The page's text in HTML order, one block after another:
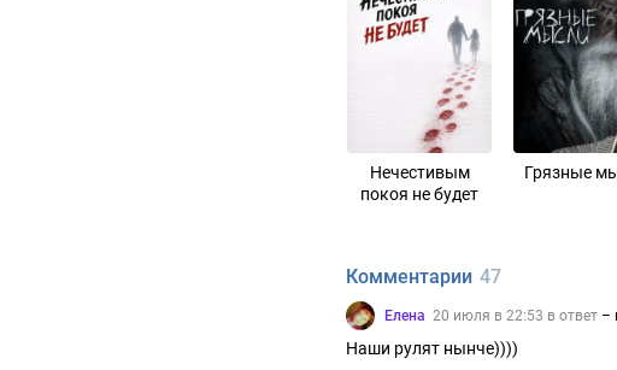
Нечестивым
покоя не будет
Грязные
Комментарии 47
Елена 20 июля в 22:53 в ответ –
Наши рулят нынче))))